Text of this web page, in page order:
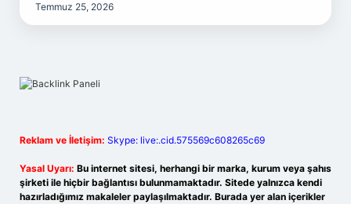
Temmuz 25, 2026
Reklam ve İletişim: Skype: live:.cid.575569c608265c69
Yasal Uyarı: Bu internet sitesi, herhangi bir marka, kurum veya şahıs
şirketi ile hiçbir bağlantısı bulunmamaktadır. Sitede yalnızca kendi
hazırladığımız makaleler paylaşılmaktadır. Burada yer alan içerikler